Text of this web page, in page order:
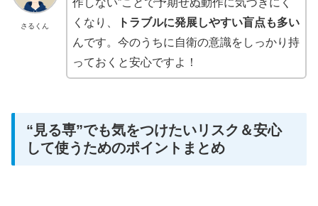
さるくん
くなり、
トラブルに発展しやすい盲点も多い
んです。今のうちに自衛の意識をしっかり持
っておくと安心ですよ！
“見る専”でも気をつけたいリスク＆安心
して使うためのポイントまとめ